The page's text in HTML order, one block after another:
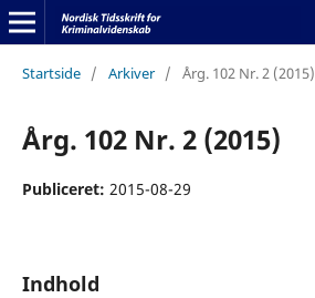
Startside / Arkiver / Årg. 102 Nr. 2 (2015)
Årg. 102 Nr. 2 (2015)
Publiceret: 2015-08-29
Indhold